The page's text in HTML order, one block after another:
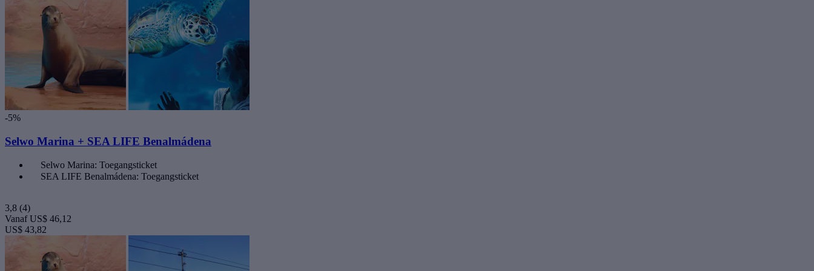
-5%
Selwo Marina + SEA LIFE Benalmádena
Selwo Marina: Toegangsticket
SEA LIFE Benalmádena: Toegangsticket
3,8 (4)
Vanaf US$ 46,12
US$ 43,82